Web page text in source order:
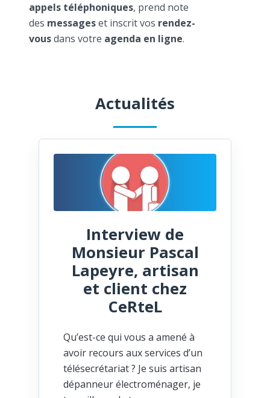
appels téléphoniques, prend note
des messageset inscrit vos rendez-
vousdans votre agenda en ligne.
Actualités
Interview de
Monsieur Pascal
Lapeyre, artisan
et client chez
CeRteL
Qu’est-ce qui vous a amené à
avoir recours aux services d’un
télésecrétariat ? Je suis artisan
dépanneur électroménager, je